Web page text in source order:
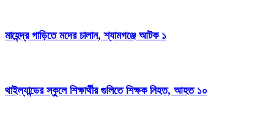
মাহেন্দ্র গাড়িতে মদের চালান, শ্যামগঞ্জে আটক ১
থাইল্যান্ডের স্কুলে শিক্ষার্থীর গুলিতে শিক্ষক নিহত, আহত ১০